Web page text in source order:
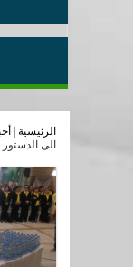
الرئيسية
الى